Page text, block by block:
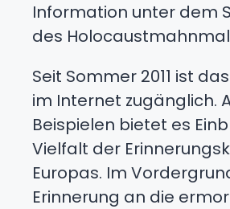
Information unter dem
des
Seit Sommer 2011 ist
im Internet zugänglich.
Beispielen bietet es
Vielfalt der
Europas. Im
Erinnerung an die